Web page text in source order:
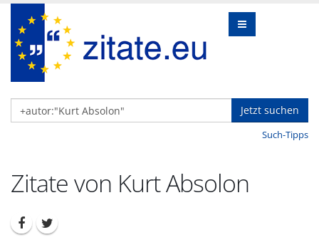
Jetzt suchen
Such-Tipps
Zitate von Kurt Absolon